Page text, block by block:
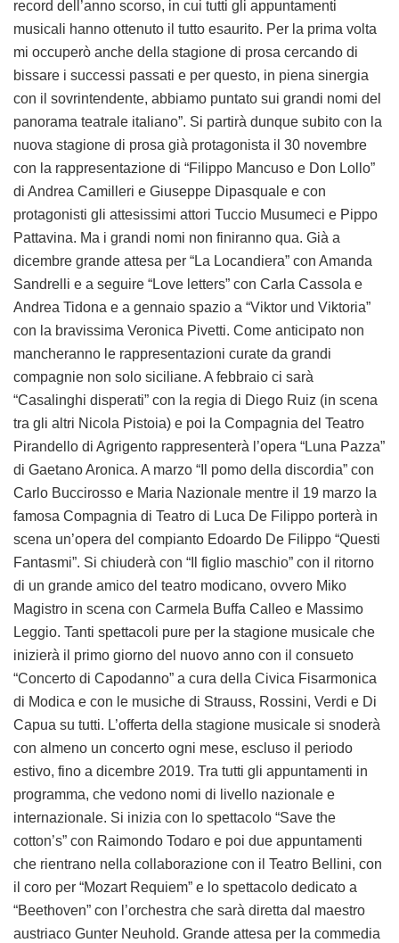
record dell’anno scorso, in cui tutti gli appuntamenti
musicali hanno ottenuto il tutto esaurito. Per la prima volta
mi occuperò anche della stagione di prosa cercando di
bissare i successi passati e per questo, in piena sinergia
con il sovrintendente, abbiamo puntato sui grandi nomi del
panorama teatrale italiano”. Si partirà dunque subito con la
nuova stagione di prosa già protagonista il 30 novembre
con la rappresentazione di “Filippo Mancuso e Don Lollo”
di Andrea Camilleri e Giuseppe Dipasquale e con
protagonisti gli attesissimi attori Tuccio Musumeci e Pippo
Pattavina. Ma i grandi nomi non finiranno qua. Già a
dicembre grande attesa per “La Locandiera” con Amanda
Sandrelli e a seguire “Love letters” con Carla Cassola e
Andrea Tidona e a gennaio spazio a “Viktor und Viktoria”
con la bravissima Veronica Pivetti. Come anticipato non
mancheranno le rappresentazioni curate da grandi
compagnie non solo siciliane. A febbraio ci sarà
“Casalinghi disperati” con la regia di Diego Ruiz (in scena
tra gli altri Nicola Pistoia) e poi la Compagnia del Teatro
Pirandello di Agrigento rappresenterà l’opera “Luna Pazza”
di Gaetano Aronica. A marzo “Il pomo della discordia” con
Carlo Buccirosso e Maria Nazionale mentre il 19 marzo la
famosa Compagnia di Teatro di Luca De Filippo porterà in
scena un’opera del compianto Edoardo De Filippo “Questi
Fantasmi”. Si chiuderà con “Il figlio maschio” con il ritorno
di un grande amico del teatro modicano, ovvero Miko
Magistro in scena con Carmela Buffa Calleo e Massimo
Leggio. Tanti spettacoli pure per la stagione musicale che
inizierà il primo giorno del nuovo anno con il consueto
“Concerto di Capodanno” a cura della Civica Fisarmonica
di Modica e con le musiche di Strauss, Rossini, Verdi e Di
Capua su tutti. L’offerta della stagione musicale si snoderà
con almeno un concerto ogni mese, escluso il periodo
estivo, fino a dicembre 2019. Tra tutti gli appuntamenti in
programma, che vedono nomi di livello nazionale e
internazionale. Si inizia con lo spettacolo “Save the
cotton’s” con Raimondo Todaro e poi due appuntamenti
che rientrano nella collaborazione con il Teatro Bellini, con
il coro per “Mozart Requiem” e lo spettacolo dedicato a
“Beethoven” con l’orchestra che sarà diretta dal maestro
austriaco Gunter Neuhold. Grande attesa per la commedia